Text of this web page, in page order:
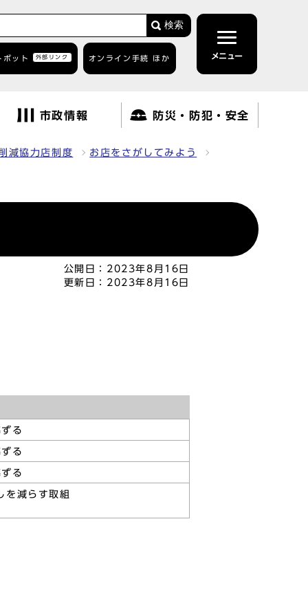
検索
ボット 外部リンク オンライン手続 ほか メニュー
市政情報 防災・防犯・安全
減協力店制度 お店をさがしてみよう
公開日： 2023年8月16日
更新日： 2023年8月16日
る
る
る
を減らす取組